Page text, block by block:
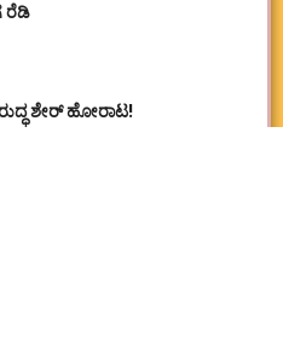
ರೆಡಿ
ಶೇರ್ ಹೋರಾಟ!